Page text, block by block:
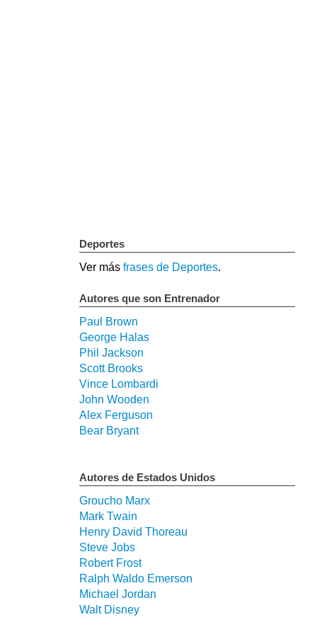
Deportes
Ver más frases de Deportes.
Autores que son Entrenador
Paul Brown
George Halas
Phil Jackson
Scott Brooks
Vince Lombardi
John Wooden
Alex Ferguson
Bear Bryant
Autores de Estados Unidos
Groucho Marx
Mark Twain
Henry David Thoreau
Steve Jobs
Robert Frost
Ralph Waldo Emerson
Michael Jordan
Walt Disney